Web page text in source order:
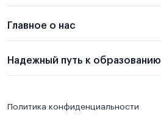
Главное о нас
Надежный путь к образованию
Политика конфиденциальности